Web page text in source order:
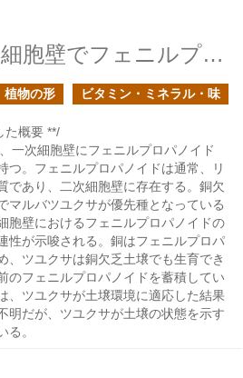
ツユクサは一次細胞壁でフェニルプロパノイドを持って何をする？
植物の形 ビタミン・ミネラル・味
た概要 **/
一次細胞壁にフェニルプロパノイド
つ。フェニルプロパノイドは通常、リ
であり、二次細胞壁に存在する。銅欠
マルバツユクサが優先種となっている
胞壁におけるフェニルプロパノイドの
性が示唆される。銅はフェニルプロパ
、ツユクサは銅欠乏土壌でも生育でき
のフェニルプロパノイドを蓄積してい
、ツユクサが土壌環境に適応した結果
明だが、ツユクサが土壌の状態を示す
る。